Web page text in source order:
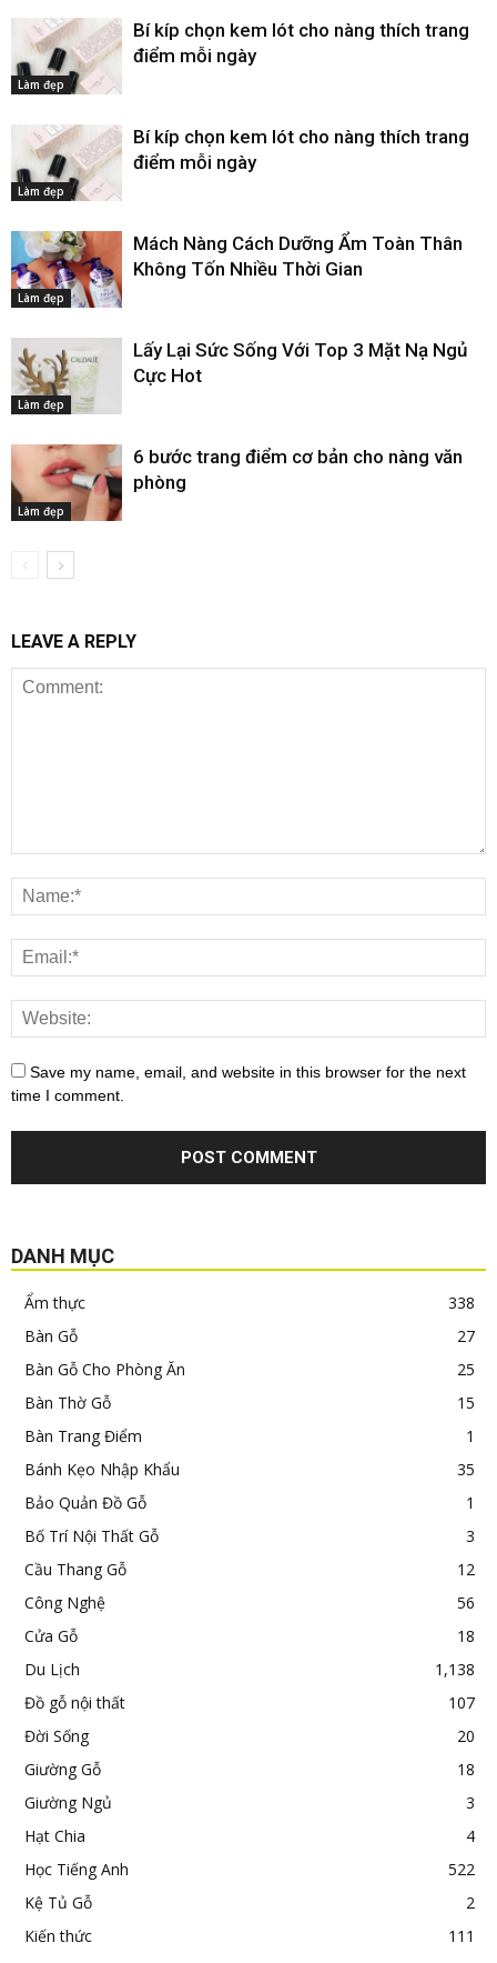
Làm đẹp
Bí kíp chọn kem lót cho nàng thích trang
điểm mỗi ngày
Làm đẹp
Bí kíp chọn kem lót cho nàng thích trang
điểm mỗi ngày
Làm đẹp
Mách Nàng Cách Dưỡng Ẩm Toàn Thân
Không Tốn Nhiều Thời Gian
Làm đẹp
Lấy Lại Sức Sống Với Top 3 Mặt Nạ Ngủ
Cực Hot
Làm đẹp
6 bước trang điểm cơ bản cho nàng văn
phòng
LEAVE A REPLY
Save my name, email, and website in this browser for the next
time I comment.
DANH MỤC
Ẩm thực
338
Bàn Gỗ
27
Bàn Gỗ Cho Phòng Ăn
25
Bàn Thờ Gỗ
15
Bàn Trang Điểm
1
Bánh Kẹo Nhập Khẩu
35
Bảo Quản Đồ Gỗ
1
Bố Trí Nội Thất Gỗ
3
Cầu Thang Gỗ
12
Công Nghệ
56
Cửa Gỗ
18
Du Lịch
1,138
Đồ gỗ nội thất
107
Đời Sống
20
Giường Gỗ
18
Giường Ngủ
3
Hạt Chia
4
Học Tiếng Anh
522
Kệ Tủ Gỗ
2
Kiến thức
111